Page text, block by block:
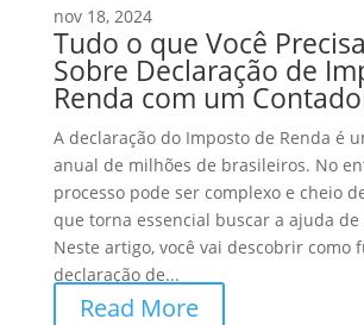
nov 18, 2024
Tudo o que Você
Sobre Declaração de
Renda com um
A declaração do Imposto de Renda é
anual de milhões de brasileiros. No
processo pode ser complexo e cheio
que torna essencial buscar a ajuda
Neste artigo, você vai descobrir como
declaração de...
Read More